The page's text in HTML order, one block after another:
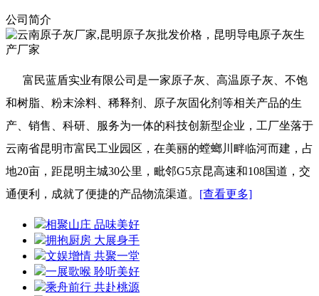
公司简介
富民蓝盾实业有限公司是一家原子灰、高温原子灰、不饱
和树脂、粉末涂料、稀释剂、原子灰固化剂等相关产品的生
产、销售、科研、服务为一体的科技创新型企业，工厂坐落于
云南省昆明市富民工业园区，在美丽的螳螂川畔临河而建，占
地20亩，距昆明主城30公里，毗邻G5京昆高速和108国道，交
通便利，成就了便捷的产品物流渠道。 [查看更多]
相聚山庄 品味美好
拥抱厨房 大展身手
文娱增情 共聚一堂
一展歌喉 聆听美好
乘舟前行 共赴桃源